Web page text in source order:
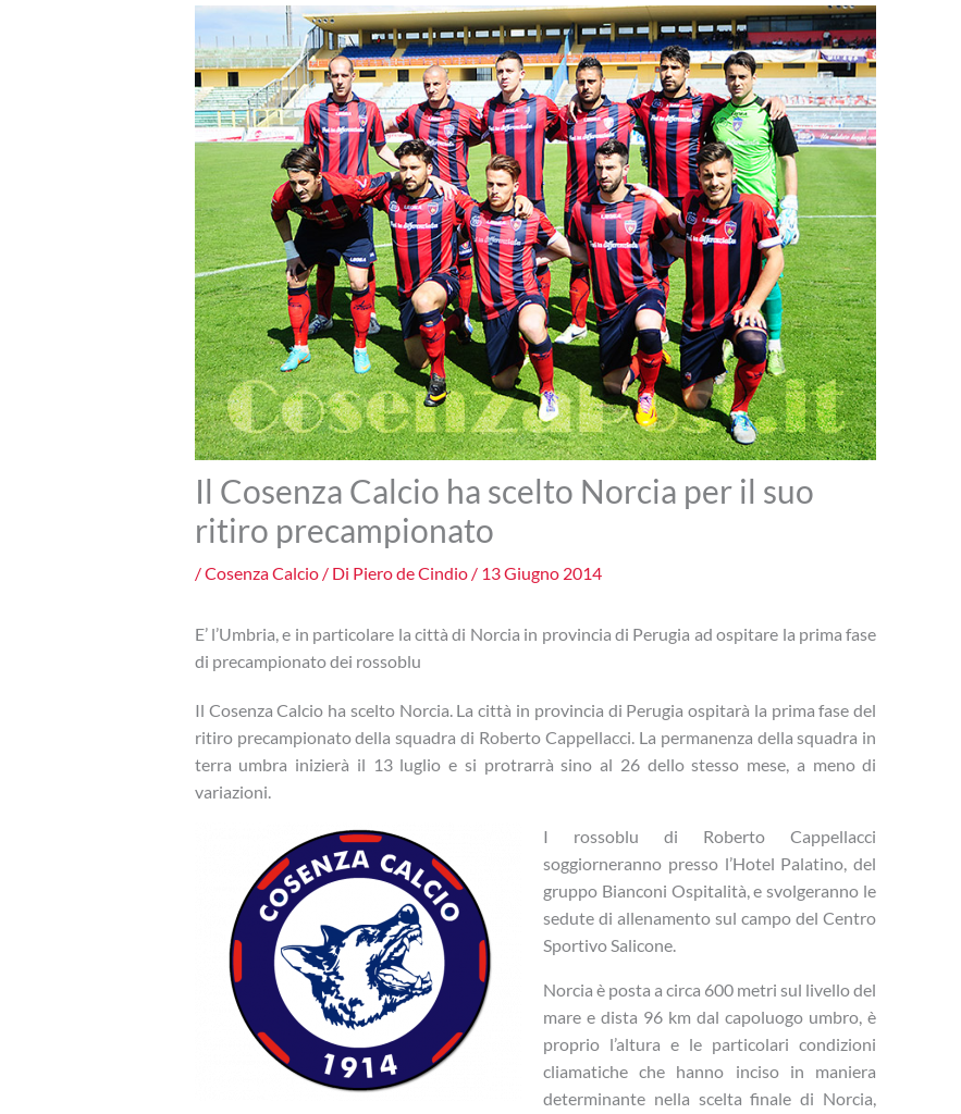
Il Cosenza Calcio ha scelto Norcia per il suo
ritiro precampionato
/Cosenza Calcio/ Di Piero de Cindio / 13 Giugno 2014
E’ l’Umbria, e in particolare la città di Norcia in provincia di Perugia ad ospitare la prima fase
di precampionato dei rossoblu
Il Cosenza Calcio ha scelto Norcia. La città in provincia di Perugia ospitarà la prima fase del
ritiro precampionato della squadra di Roberto Cappellacci. La permanenza della squadra in
terra umbra inizierà il 13 luglio e si protrarrà sino al 26 dello stesso mese, a meno di
variazioni.
I rossoblu di Roberto Cappellacci
soggiorneranno presso l’Hotel Palatino, del
gruppo Bianconi Ospitalità, e svolgeranno le
sedute di allenamento sul campo del Centro
Sportivo Salicone.
Norcia è posta a circa 600 metri sul livello del
mare e dista 96 km dal capoluogo umbro, è
proprio l’altura e le particolari condizioni
cliamatiche che hanno inciso in maniera
determinante nella scelta finale di Norcia,